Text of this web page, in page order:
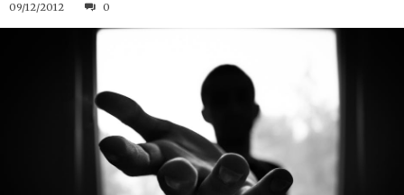
09/12/2012 0